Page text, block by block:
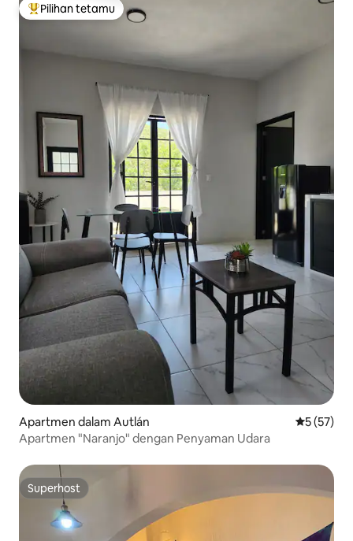
Pilihan utama tetamu
Pilihan tetamu
Apartmen dalam Autlán
5 (57)
Apartmen "Naranjo" dengan Penyaman Udara
Superhost
Superhost